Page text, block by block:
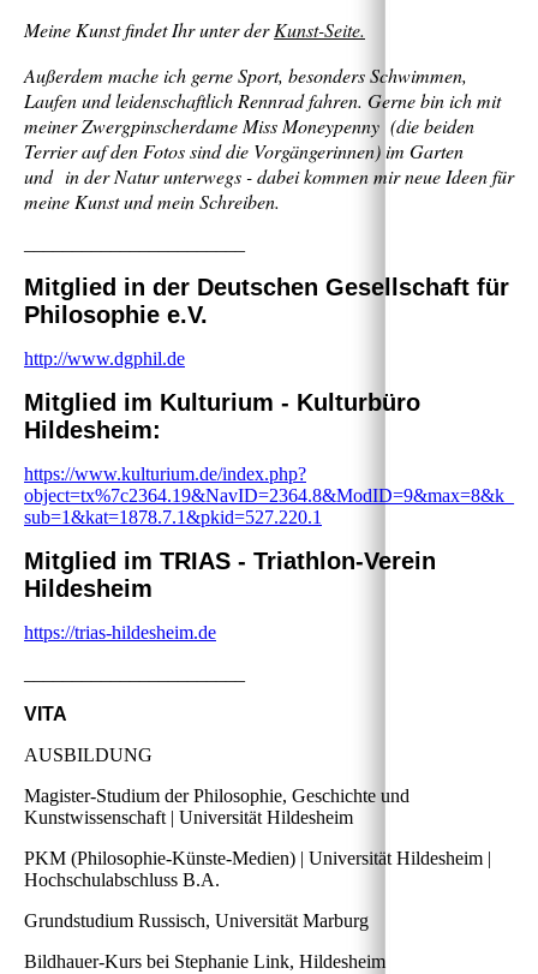
Meine Kunst findet Ihr unter derKunst-Seite.
Außerdem mache ich gerne Sport, besonders Schwimmen,
Laufen und leidenschaftlich Rennrad fahren. Gerne bin ich mit
meiner Zwergpinscherdame Miss Moneypenny (die beiden
Terrier auf den Fotos sind die Vorgängerinnen) im Garten
und in der Natur unterwegs - dabei kommen mir neue Ideen für
meine Kunst und mein Schreiben.
Mitglied in der Deutschen Gesellschaft für
Philosophie e.V.
http://www.dgphil.de
Mitglied im Kulturium - Kulturbüro
Hildesheim:
https://www.kulturium.de/index.php?
object=tx%7c2364.19&NavID=2364.8&ModID=9&max=8&k_
sub=1&kat=1878.7.1&pkid=527.220.1
Mitglied im TRIAS - Triathlon-Verein
Hi ldesheim
https://trias-hildesheim.de
VITA
AUSBILDUNG
Magister-Studium der Philosophie, Geschichte und
Kunstwissenschaft | Universität Hildesheim
PKM (Philosophie-Künste-Medien) | Universität Hildesheim |
Hochschulabschluss B.A.
Grundstudium Russisch, Universität Marburg
Bildhauer-Kurs bei Stephanie Link, Hildesheim